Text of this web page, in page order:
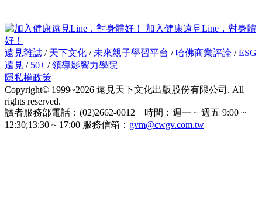
加入健康遠見Line，對身體
好！
遠見雜誌 / 天下文化 / 未來親子學習平台 / 哈佛商業評論 /ESG
遠見 / 50+ /領導影響力學院
隱私權政策
Copyright© 1999~2026 遠見天下文化出版股份有限公司. All
rights reserved.
讀者服務部電話：(02)2662-0012 時間：週一 ~ 週五 9:00 ~
12:30;13:30 ~ 17:00 服務信箱： gvm@cwgv.com.tw